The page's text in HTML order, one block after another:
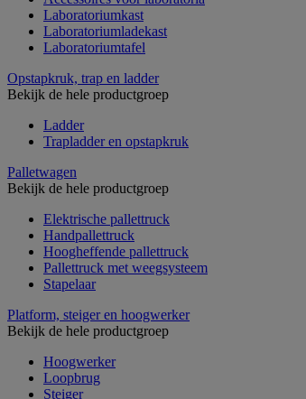
Laboratoriumkast
Laboratoriumladekast
Laboratoriumtafel
Opstapkruk, trap en ladder
Bekijk de hele productgroep
Ladder
Trapladder en opstapkruk
Palletwagen
Bekijk de hele productgroep
Elektrische pallettruck
Handpallettruck
Hoogheffende pallettruck
Pallettruck met weegsysteem
Stapelaar
Platform, steiger en hoogwerker
Bekijk de hele productgroep
Hoogwerker
Loopbrug
Steiger